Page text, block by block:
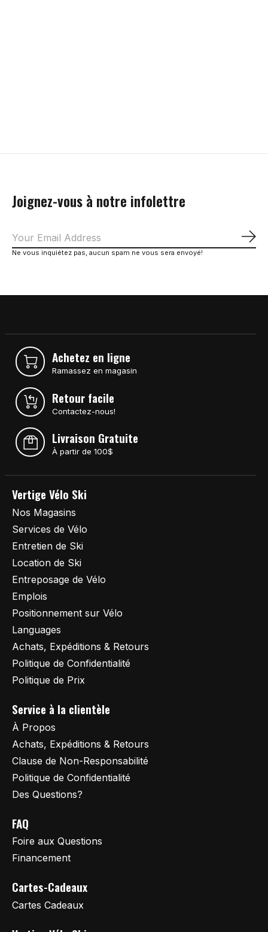
Joignez-vous à notre infolettre
Ne vous inquiétez pas, aucun spam ne vous sera envoyé!
Achetez en ligne
Ramassez en magasin
Retour facile
Contactez-nous!
Livraison Gratuite
À partir de 100$
Vertige Vélo Ski
Nos Magasins
Services de Vélo
Entretien de Ski
Location de Ski
Entreposage de Vélo
Emplois
Positionnement sur Vélo
Languages
Achats, Expéditions & Retours
Politique de Confidentialité
Politique de Prix
Service à la clientèle
À Propos
Achats, Expéditions & Retours
Clause de Non-Responsabilité
Politique de Confidentialité
Des Questions?
FAQ
Foire aux Questions
Financement
Cartes-Cadeaux
Cartes Cadeaux